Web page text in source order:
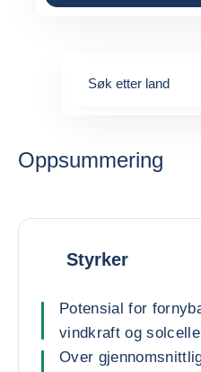
Søk etter land
Oppsummering
Styrker
Potensial for
vindkraft og
Over